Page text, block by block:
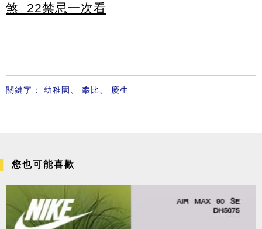
煞 22禁忌一次看
關鍵字： 幼稚園 攀比 慶生
您也可能喜歡